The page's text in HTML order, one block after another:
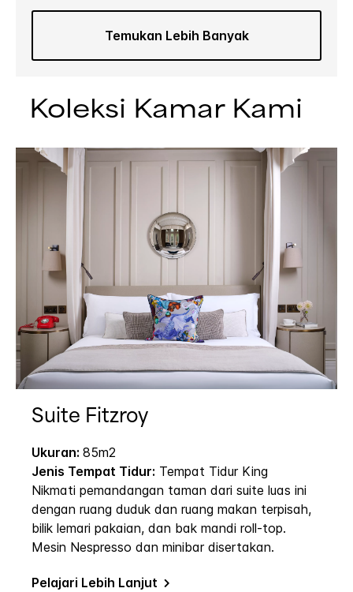
Temukan Lebih Banyak
Koleksi Kamar Kami
Suite Fitzroy
Ukuran: 85m2
Jenis Tempat Tidur: Tempat Tidur King
Nikmati pemandangan taman dari suite luas ini
dengan ruang duduk dan ruang makan terpisah,
bilik lemari pakaian, dan bak mandi roll-top.
Mesin Nespresso dan minibar disertakan.
Pelajari Lebih Lanjut